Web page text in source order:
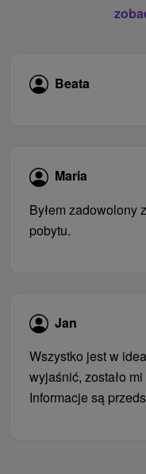
Beata
Maria
Byłem zadowolony
pobytu.
Jan
Wszystko jest w
wyjaśnić, zostało
Informacje są